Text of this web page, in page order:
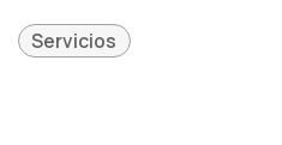
Servicios